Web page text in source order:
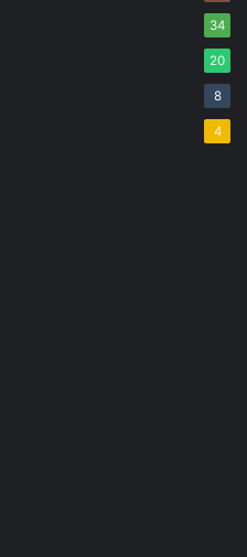
34
20
8
4